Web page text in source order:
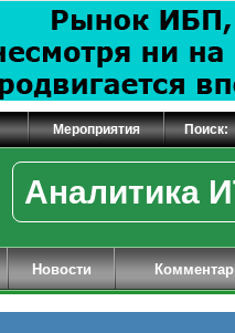
Мероприятия Поиск:
Аналитика
Новости